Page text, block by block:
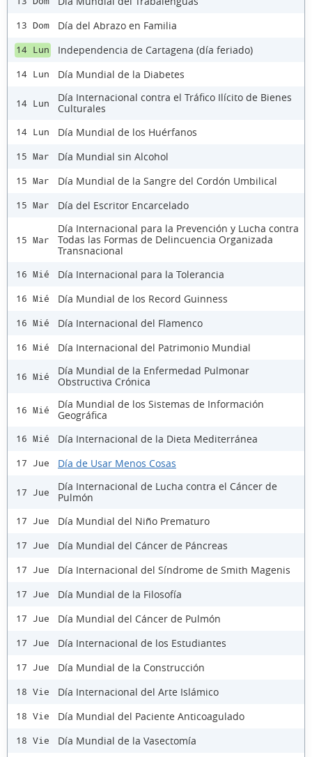
13 Dom Día del Abrazo en Familia
14 Lun Independencia de Cartagena (día feriado)
14 Lun Día Mundial de la Diabetes
14 Lun
Día Internacional contra el Tráfico Ilícito de Bienes
Culturales
14 Lun Día Mundial de los Huérfanos
15 Mar Día Mundial sin Alcohol
15 Mar Día Mundial de la Sangre del Cordón Umbilical
15 Mar Día del Escritor Encarcelado
15 Mar
Día Internacional para la Prevención y Lucha contra
Todas las Formas de Delincuencia Organizada
Transnacional
16 Mié Día Internacional para la Tolerancia
16 Mié Día Mundial de los Record Guinness
16 Mié Día Internacional del Flamenco
16 Mié Día Internacional del Patrimonio Mundial
16 Mié
Día Mundial de la Enfermedad Pulmonar
Obstructiva Crónica
16 Mié
Día Mundial de los Sistemas de Información
Geográfica
16 Mié Día Internacional de la Dieta Mediterránea
17 Jue Día de Usar Menos Cosas
17 Jue
Día Internacional de Lucha contra el Cáncer de
Pulmón
17 Jue Día Mundial del Niño Prematuro
17 Jue Día Mundial del Cáncer de Páncreas
17 Jue Día Internacional del Síndrome de Smith Magenis
17 Jue Día Mundial de la Filosofía
17 Jue Día Mundial del Cáncer de Pulmón
17 Jue Día Internacional de los Estudiantes
17 Jue Día Mundial de la Construcción
18 Vie Día Internacional del Arte Islámico
18 Vie Día Mundial del Paciente Anticoagulado
18 Vie Día Mundial de la Vasectomía